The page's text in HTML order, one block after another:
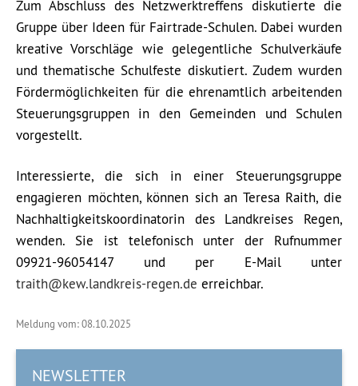
Zum Abschluss des Netzwerktreffens diskutierte die
Gruppe über Ideen für Fairtrade-Schulen. Dabei wurden
kreative Vorschläge wie gelegentliche Schulverkäufe
und thematische Schulfeste diskutiert. Zudem wurden
Fördermöglichkeiten für die ehrenamtlich arbeitenden
Steuerungsgruppen in den Gemeinden und Schulen
vorgestellt.
Interessierte, die sich in einer Steuerungsgruppe
engagieren möchten, können sich an Teresa Raith, die
Nachhaltigkeitskoordinatorin des Landkreises Regen,
wenden. Sie ist telefonisch unter der Rufnummer
09921-96054147 und per E-Mail unter
traith@kew.landkreis-regen.de erreichbar.
Meldung vom: 08.10.2025
NEWSLETTER